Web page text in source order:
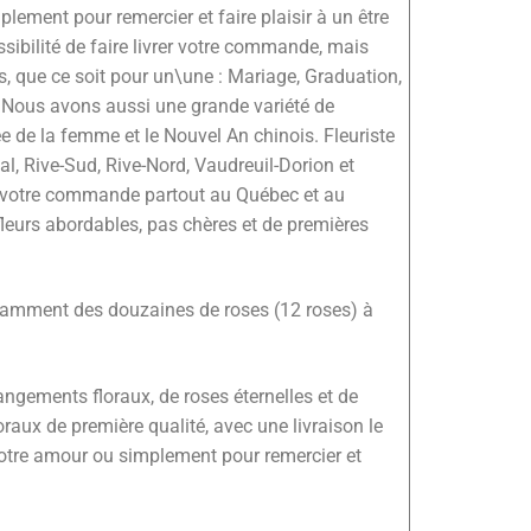
pour remercier et faire plaisir à un être
de faire livrer votre commande, mais
que ce soit pour un\une : Mariage, Graduation,
avons aussi une grande variété de
de la femme et le Nouvel An chinois. Fleuriste
Rive-Sud, Rive-Nord, Vaudreuil-Dorion et
commande partout au Québec et au
abordables, pas chères et de premières
des douzaines de roses (12 roses) à
floraux, de roses éternelles et de
de première qualité, avec une livraison le
amour ou simplement pour remercier et